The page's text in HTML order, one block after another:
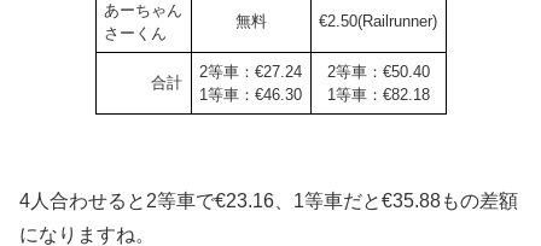
あーちゃん
さーくん
無料 €2.50(Railrunner)
合計
2等車：€27.24
1等車：€46.30
2等車：€50.40
1等車：€82.18
4人合わせると2等車で€23.16、1等車だと€35.88もの差額
になりますね。